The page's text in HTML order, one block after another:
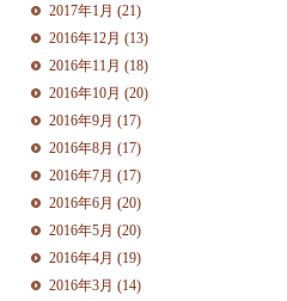
2017年1月 (21)
2016年12月 (13)
2016年11月 (18)
2016年10月 (20)
2016年9月 (17)
2016年8月 (17)
2016年7月 (17)
2016年6月 (20)
2016年5月 (20)
2016年4月 (19)
2016年3月 (14)